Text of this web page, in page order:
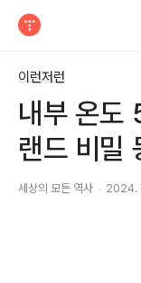
이런저런
내부 온도
랜드 비밀
세상의 모든 역사 2024.